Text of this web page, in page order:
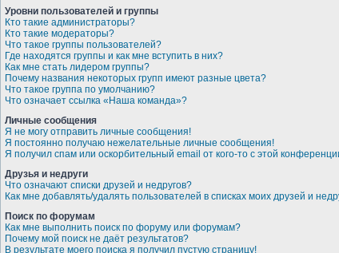
Уровни пользователей и группы
Кто такие администраторы?
Кто такие модераторы?
Что такое группы пользователей?
Где находятся группы и как мне вступить в них?
Как мне стать лидером группы?
Почему названия некоторых групп имеют разные цвета?
Что такое группа по умолчанию?
Что означает ссылка «Наша команда»?
Личные сообщения
Я не могу отправить личные сообщения!
Я постоянно получаю нежелательные личные сообщения!
Я получил спам или оскорбительный email от кого-то с этой
Друзья и недруги
Что означают списки друзей и недругов?
Как мне добавлять/удалять пользователей в списках моих друзей и
Поиск по форумам
Как мне выполнить поиск по форуму или форумам?
Почему мой поиск не даёт результатов?
В результате моего поиска я получил пустую страницу!